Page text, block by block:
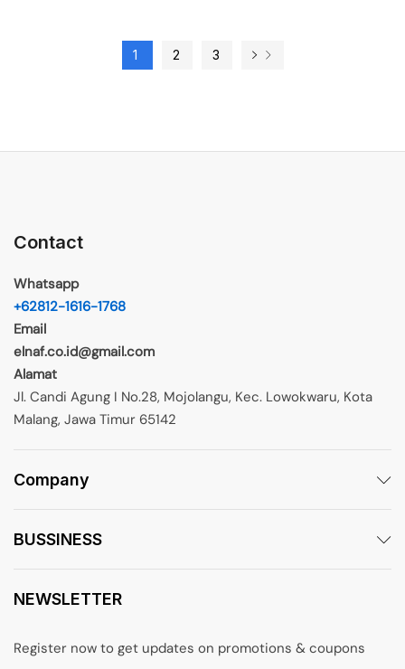
1 2 3
Contact
Whatsapp
+62812-1616-1768
Email
elnaf.co.id@gmail.com
Alamat
Jl. Candi Agung I No.28, Mojolangu, Kec. Lowokwaru, Kota
Malang, Jawa Timur 65142
Company
BUSSINESS
NEWSLETTER
Register now to get updates on promotions & coupons